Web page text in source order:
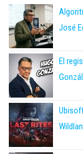
José
El